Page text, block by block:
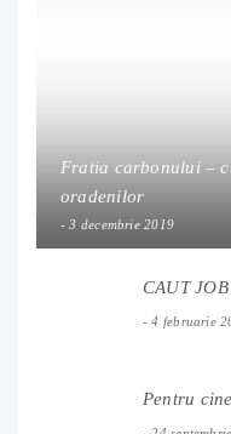
Fratia carbonului –
oradenilor
3 decembrie 2019
CAUT JOB
4 februarie
Pentru